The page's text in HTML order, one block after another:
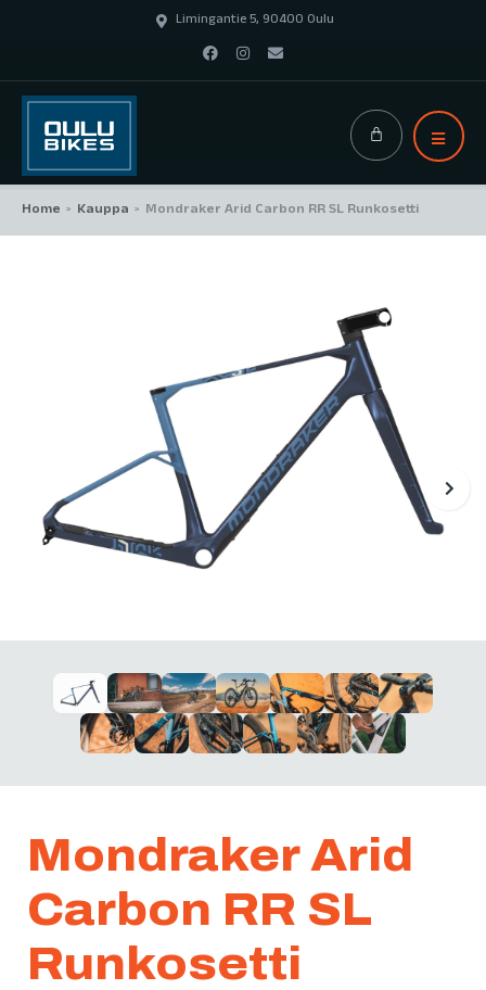
Limingantie 5, 90400 Oulu
Home > Kauppa > Mondraker Arid Carbon RR SL Runkosetti
Mondraker Arid
Carbon RR SL
Runkosetti